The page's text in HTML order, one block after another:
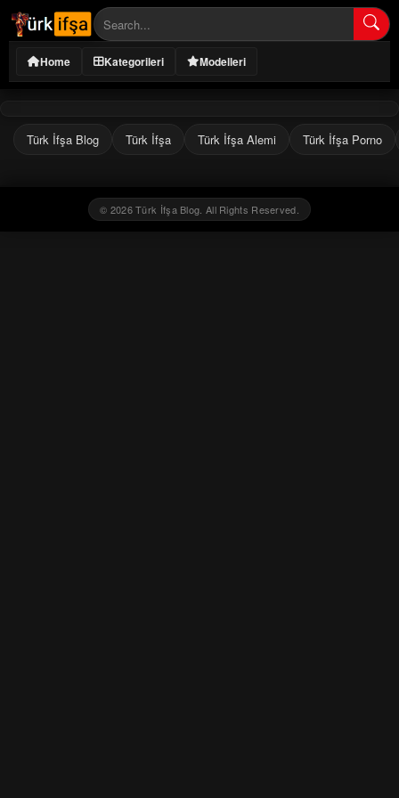
Home Kategorileri Modelleri
Türk İfşa Blog Türk İfşa Türk İfşa Alemi Türk İfşa Porno
© 2026 Türk İfşa Blog. All Rights Reserved.